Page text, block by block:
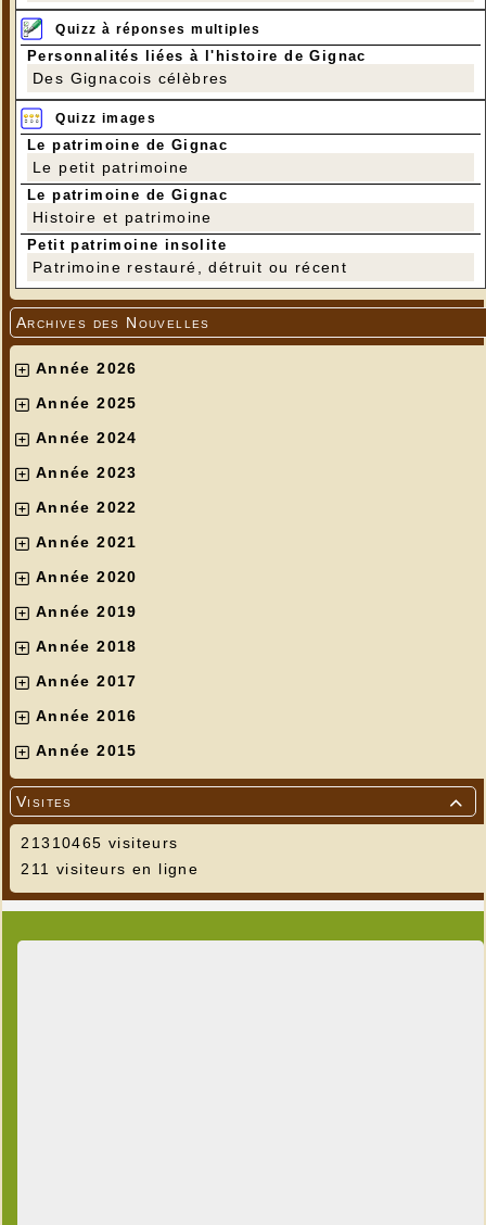
Quizz à réponses multiples
Personnalités liées à l'histoire de Gignac
Des Gignacois célèbres
Quizz images
Le patrimoine de Gignac
Le petit patrimoine
Le patrimoine de Gignac
Histoire et patrimoine
Petit patrimoine insolite
Patrimoine restauré, détruit ou récent
Archives des Nouvelles
Année 2026
Année 2025
Année 2024
Année 2023
Année 2022
Année 2021
Année 2020
Année 2019
Année 2018
Année 2017
Année 2016
Année 2015

Visites
21310465 visiteurs
211 visiteurs en ligne